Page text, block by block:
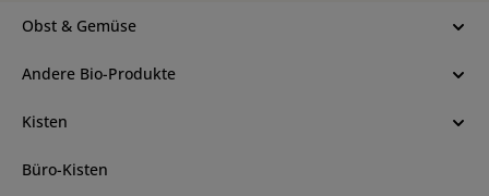
Obst & Gemüse
Andere Bio-Produkte
Kisten
Büro-Kisten